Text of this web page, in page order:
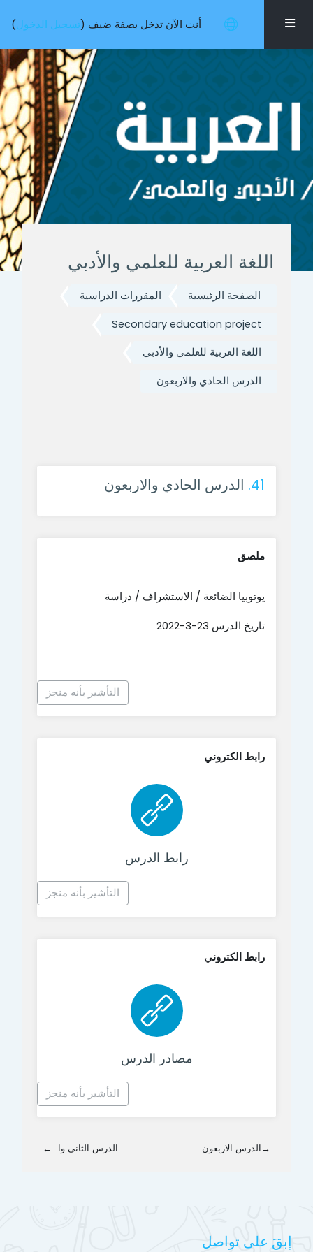
واجهة جانبية أنت الآن تدخل بصفة ضيف (تسجيل الدخول)
اللغة العربية للعلمي والأدبي
الصفحة الرئيسية المقررات الدراسية
Secondary education project
اللغة العربية للعلمي والأدبي
الدرس الحادي والاربعون
41. الدرس الحادي والاربعون
ملصق
يوتوبيا الضائعة / الاستشراف / دراسة
تاريخ الدرس 23-3-2022
التأشير بأنه منجز
رابط الكتروني
رابط الدرس
رابط الكتروني
التأشير بأنه منجز
رابط الكتروني
مصادر الدرس
رابط الكتروني
التأشير بأنه منجز
→الدرس الاربعون الدرس الثاني وا...←
إبقَ على تواصل